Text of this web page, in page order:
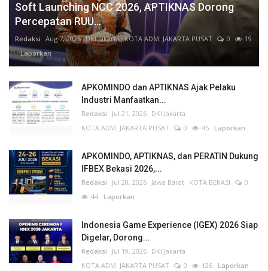
Soft Launching NCC 2026, APTIKNAS Dorong
Percepatan RUU...
Redaksi Aug 7, 2026 DKI Jakarta KOTA ADM. JAKARTA PUSAT 0
19
Laporkan
APKOMINDO dan APTIKNAS Ajak Pelaku
Industri Manfaatkan...
Redaksi Jul 21, 2026 DKI Jakarta
KOTA ADM. JAKARTA PUSAT
0 45 Laporkan
APKOMINDO, APTIKNAS, dan PERATIN Dukung
IFBEX Bekasi 2026,...
Redaksi Jul 20, 2026 Jawa Barat KOTA BEKASI
0
44 Laporkan
Indonesia Game Experience (IGEX) 2026 Siap
Digelar, Dorong...
Redaksi Jul 19, 2026 DKI Jakarta
KOTA ADM. JAKARTA PUSAT
0 126 Laporkan